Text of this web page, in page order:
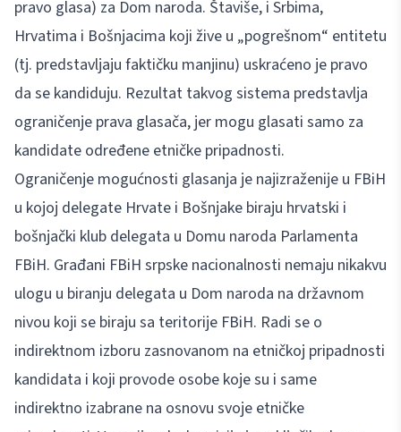
pravo glasa) za Dom naroda. Štaviše, i Srbima,
Hrvatima i Bošnjacima koji žive u „pogrešnom“ entitetu
(tj. predstavljaju faktičku manjinu) uskraćeno je pravo
da se kandiduju. Rezultat takvog sistema predstavlja
ograničenje prava glasača, jer mogu glasati samo za
kandidate određene etničke pripadnosti.
Ograničenje mogućnosti glasanja je najizraženije u FBiH
u kojoj delegate Hrvate i Bošnjake biraju hrvatski i
bošnjački klub delegata u Domu naroda Parlamenta
FBiH. Građani FBiH srpske nacionalnosti nemaju nikakvu
ulogu u biranju delegata u Dom naroda na državnom
nivou koji se biraju sa teritorije FBiH. Radi se o
indirektnom izboru zasnovanom na etničkoj pripadnosti
kandidata i koji provode osobe koje su i same
indirektno izabrane na osnovu svoje etničke